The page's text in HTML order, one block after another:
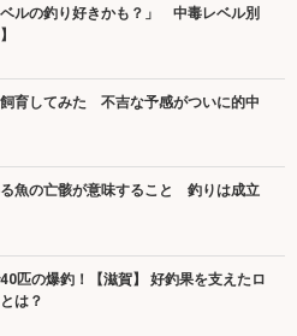
ベルの釣り好きかも？」 中毒レベル別
育してみた 不吉な予感がついに的中
魚の亡骸が意味すること 釣りは成立
匹の爆釣！【滋賀】 好釣果を支えたロ
は？